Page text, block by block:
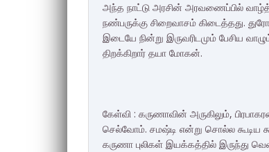
அந்த நாட்டு அரசின் அரவணைப்பில்
நண்பருக்கு சிறைவாசம் கிடைத்தது.
இடையே நின்று இருவரிடமும் பேசிய
திறக்கிறார் தயா மோகன்.
கேள்வி : கருணாவின் அருகிலும்,
செல்வோம். சமஷ்டி என்று சொல்ல கூடிய
கருணா புலிகள் இயக்கத்தில் இருந்து